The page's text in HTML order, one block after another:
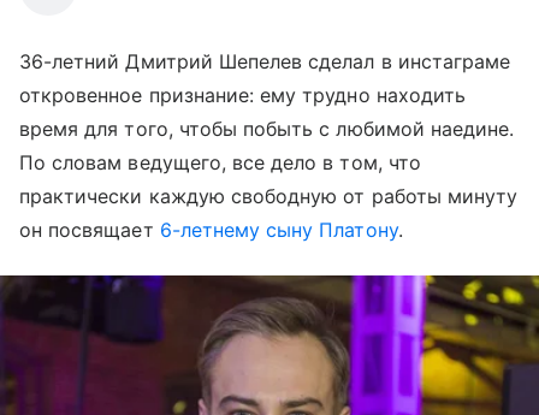
36-летний Дмитрий Шепелев сделал в инстаграме
откровенное признание: ему трудно находить
время для того, чтобы побыть с любимой наедине.
По словам ведущего, все дело в том, что
практически каждую свободную от работы минуту
он посвящает 6-летнему сыну Платону.